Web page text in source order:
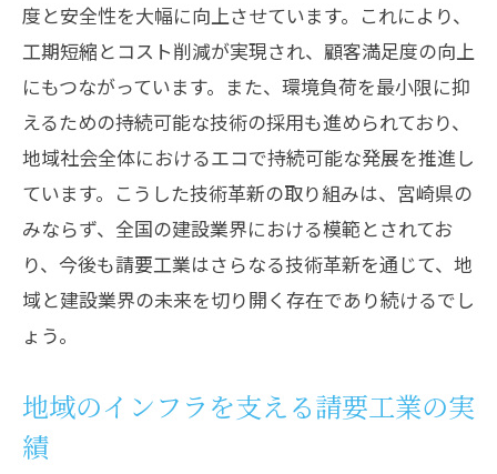
度と安全性を大幅に向上させています。これにより、
工期短縮とコスト削減が実現され、顧客満足度の向上
にもつながっています。また、環境負荷を最小限に抑
えるための持続可能な技術の採用も進められており、
地域社会全体におけるエコで持続可能な発展を推進し
ています。こうした技術革新の取り組みは、宮崎県の
みならず、全国の建設業界における模範とされてお
り、今後も請要工業はさらなる技術革新を通じて、地
域と建設業界の未来を切り開く存在であり続けるでし
ょう。
地域のインフラを支える請要工業の実
績